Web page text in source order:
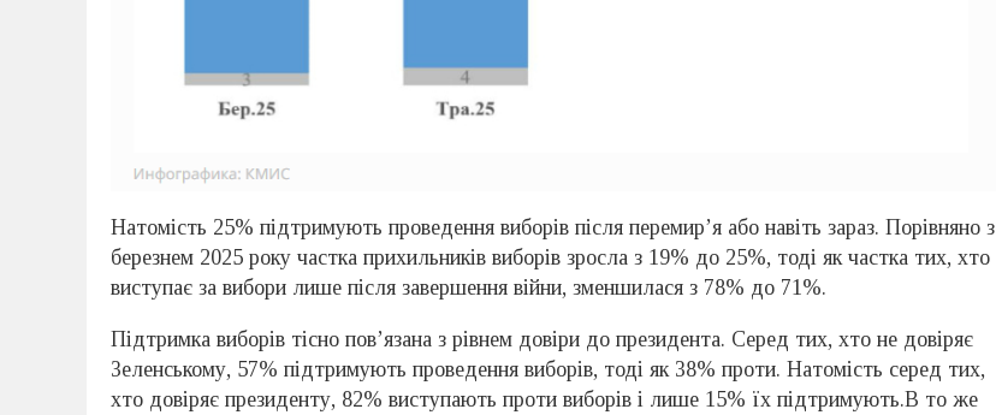
Натомість 25% підтримують проведення виборів після перемир’я або навіть зараз. Порівняно з
березнем 2025 року частка прихильників виборів зросла з 19% до 25%, тоді як частка тих, хто
виступає за вибори лише після завершення війни, зменшилася з 78% до 71%.
Підтримка виборів тісно пов’язана з рівнем довіри до президента. Серед тих, хто не довіряє
Зеленському, 57% підтримують проведення виборів, тоді як 38% проти. Натомість серед тих,
хто довіряє президенту, 82% виступають проти виборів і лише 15% їх підтримують.В то же